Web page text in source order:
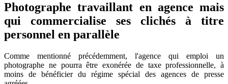
Photographe travaillant en agence mais
qui commercialise ses clichés à titre
personnel en parallèle
Comme mentionné précédemment, l'agence qui emploi un
photographe ne pourra être exonérée de taxe professionnelle, à
moins de bénéficier du régime spécial des agences de presse